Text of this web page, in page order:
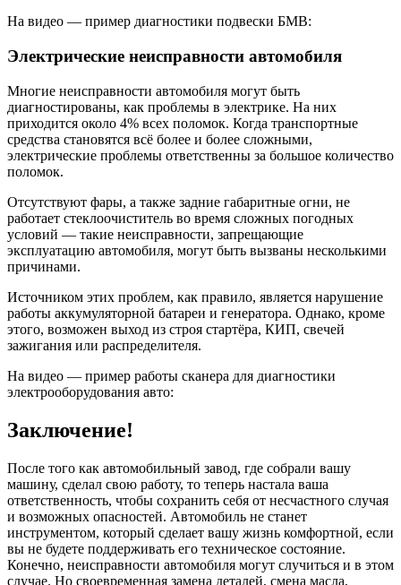
На видео — пример диагностики подвески БМВ:
Электрические неисправности автомобиля
Многие неисправности автомобиля могут быть
диагностированы, как проблемы в электрике. На них
приходится около 4% всех поломок. Когда транспортные
средства становятся всё более и более сложными,
электрические проблемы ответственны за большое количество
поломок.
Отсутствуют фары, а также задние габаритные огни, не
работает стеклоочиститель во время сложных погодных
условий — такие неисправности, запрещающие
эксплуатацию автомобиля, могут быть вызваны несколькими
причинами.
Источником этих проблем, как правило, является нарушение
работы аккумуляторной батареи и генератора. Однако, кроме
этого, возможен выход из строя стартёра, КИП, свечей
зажигания или распределителя.
На видео — пример работы сканера для диагностики
электрооборудования авто:
Заключение!
После того как автомобильный завод, где собрали вашу
машину, сделал свою работу, то теперь настала ваша
ответственность, чтобы сохранить себя от несчастного случая
и возможных опасностей. Автомобиль не станет
инструментом, который сделает вашу жизнь комфортной, если
вы не будете поддерживать его техническое состояние.
Конечно, неисправности автомобиля могут случиться и в этом
случае. Но своевременная замена деталей, смена масла,